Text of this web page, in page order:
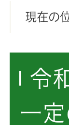
現在の
令
一